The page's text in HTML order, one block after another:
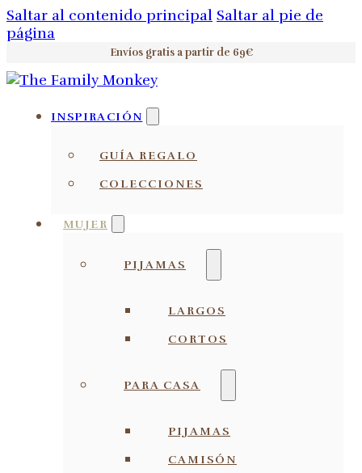
Saltar al contenido principal Saltar al pie de
página
Envíos gratis a partir de 69€
INSPIRACIÓN
GUÍA REGALO
COLECCIONES
MUJER
PIJAMAS
LARGOS
CORTOS
PARA CASA
PIJAMAS
CAMISÓN